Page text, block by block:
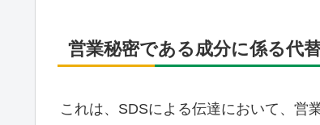
営業秘密である成分に係る代
これは、SDSによる伝達において、営